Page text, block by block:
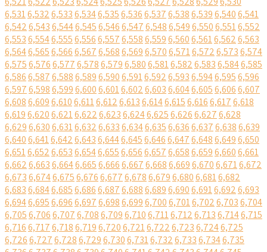
6,5316,5326,5336,5346,5356,5366,5376,5386,5396,5406,541
6,5426,5436,5446,5456,5466,5476,5486,5496,5506,5516,552
6,5536,5546,5556,5566,5576,5586,5596,5606,5616,5626,563
6,5646,5656,5666,5676,5686,5696,5706,5716,5726,5736,574
6,5756,5766,5776,5786,5796,5806,5816,5826,5836,5846,585
6,5866,5876,5886,5896,5906,5916,5926,5936,5946,5956,596
6,5976,5986,5996,6006,6016,6026,6036,6046,6056,6066,607
6,6086,6096,6106,6116,6126,6136,6146,6156,6166,6176,618
6,6196,6206,6216,6226,6236,6246,6256,6266,6276,628
6,6296,6306,6316,6326,6336,6346,6356,6366,6376,6386,639
6,6406,6416,6426,6436,6446,6456,6466,6476,6486,6496,650
6,6516,6526,6536,6546,6556,6566,6576,6586,6596,6606,661
6,6626,6636,6646,6656,6666,6676,6686,6696,6706,6716,672
6,6736,6746,6756,6766,6776,6786,6796,6806,6816,682
6,6836,6846,6856,6866,6876,6886,6896,6906,6916,6926,693
6,6946,6956,6966,6976,6986,6996,7006,7016,7026,7036,704
6,7056,7066,7076,7086,7096,7106,7116,7126,7136,7146,715
6,7166,7176,7186,7196,7206,7216,7226,7236,7246,725
6,7266,7276,7286,7296,7306,7316,7326,7336,7346,735